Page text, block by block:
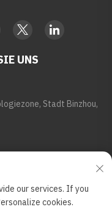
UNS
Stadt Binzhou,
our services. If you
cookies.